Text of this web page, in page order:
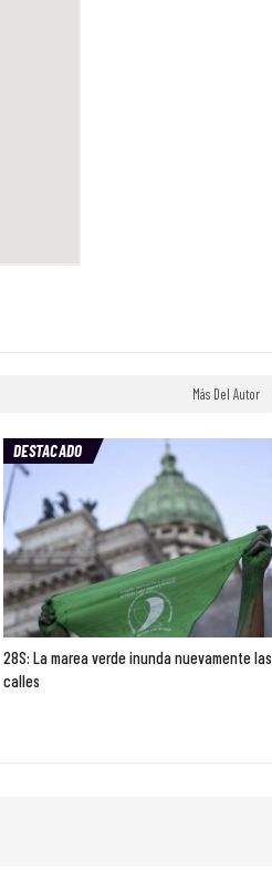
Más Del Autor
DESTACADO
28S: La marea verde inunda nuevamente las
calles